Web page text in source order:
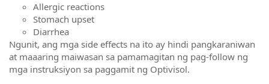
Allergic reactions
Stomach upset
Diarrhea
Ngunit, ang mga side effects na ito ay hindi pangkaraniwan
at maaaring maiwasan sa pamamagitan ng pag-follow ng
mga instruksiyon sa paggamit ng Optivisol.